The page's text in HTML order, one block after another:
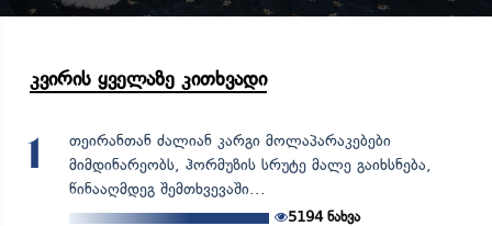
კვირის ყველაზე კითხვადი
1
თეირანთან ძალიან კარგი მოლაპარაკებები
მიმდინარეობს, ჰორმუზის სრუტე მალე გაიხსნება,
წინააღმდეგ შემთხვევაში...
5194ნახვა